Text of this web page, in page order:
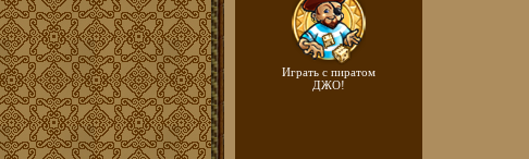
Играть с пиратом
ДЖО!